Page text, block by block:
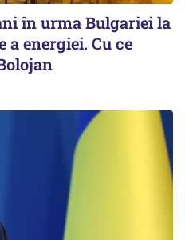
în urma Bulgariei la
a energiei. Cu ce